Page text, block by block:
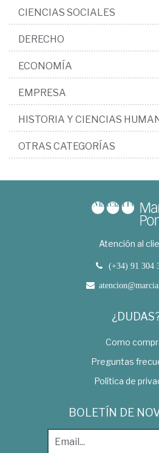
CIENCIAS SOCIALES
DERECHO
ECONOMÍA
EMPRESA
HISTORIA Y CIENCIAS
OTRAS CATEGORÍAS
Atención al
(+34) 91 304
Como
Preguntas
Política de
BOLETÍN DE